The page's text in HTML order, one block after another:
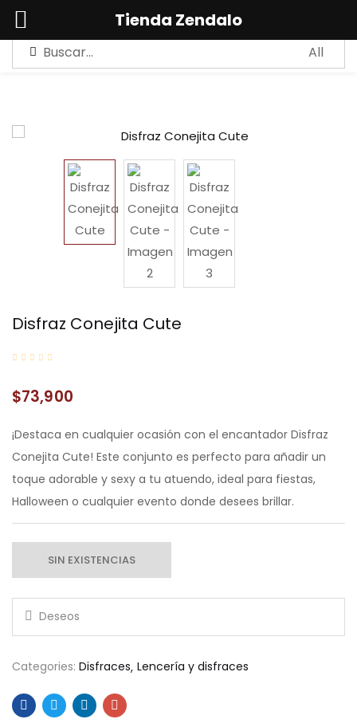
Disfraz Conejita Cute
$73,900
¡Destaca en cualquier ocasión con el encantador Disfraz
Conejita Cute! Este conjunto es perfecto para añadir un
toque adorable y sexy a tu atuendo, ideal para fiestas,
Halloween o cualquier evento donde desees brillar.
SIN EXISTENCIAS
Categories: Disfraces Lencería y disfraces
Tienda Zendalo
Sign in
CREAR UNA CUENTA